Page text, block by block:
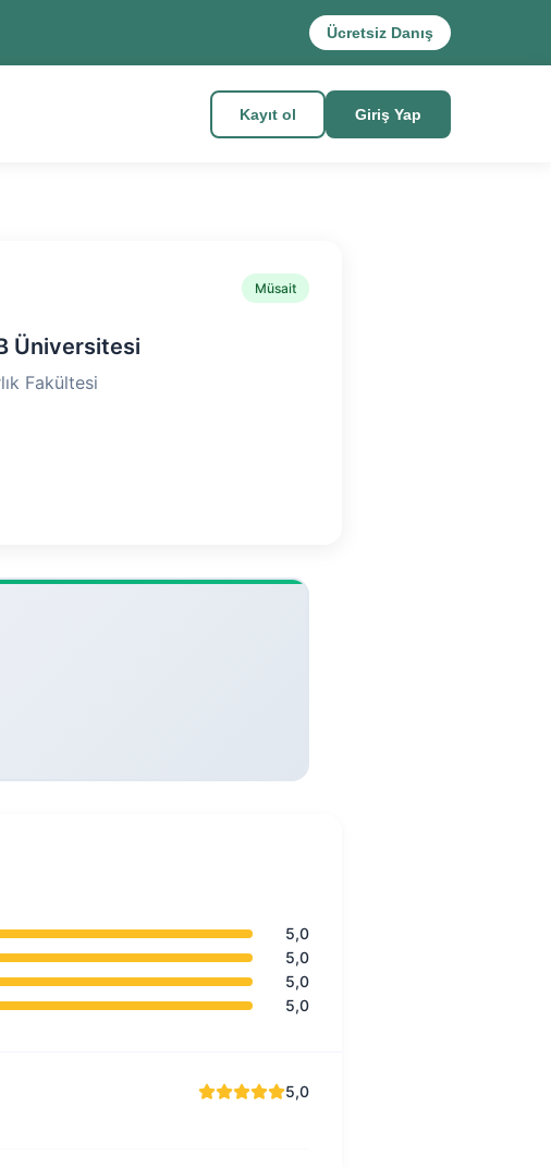
Ücretsiz Danış
Kayıt ol Giriş Yap
Müsait
Üniversitesi
Fakültesi
5,0
5,0
5,0
5,0
5,0